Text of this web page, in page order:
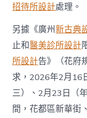
招待所設計處理。
另據《廣州新古典
止和醫美診所設計
所設計告》（花府
求，2026年2月16
三）、2月23日（
間，花都區新華街